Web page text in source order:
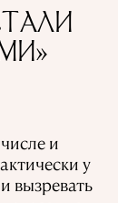
и
у
вызревать